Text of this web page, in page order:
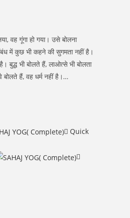
वह गूंगा हो गया। उसे बोलना
में कुछ भी कहने की सुगमता नहीं है।
बुद्ध भी बोलते हैं, लाओत्से भी बोलता
हैं, वह धर्म नहीं है।…
Quick